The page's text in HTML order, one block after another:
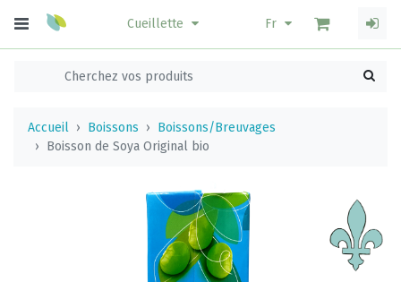
Cueillette Fr
Accueil Boissons
Boissons/Breuvages
Boisson de Soya Original bio